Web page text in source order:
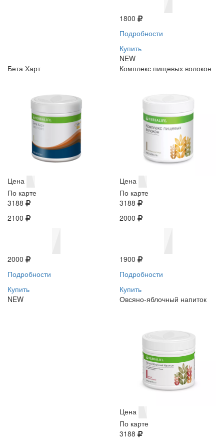
1800
Подробности
Купить
NEW
Бета Харт
Цена
По карте
3188
2100
2000
Подробности
Купить
NEW
Комплекс пищевых волокон
Цена
По карте
3188
2000
1900
Подробности
Купить
Овсяно-яблочный напиток
Цена
По карте
3188